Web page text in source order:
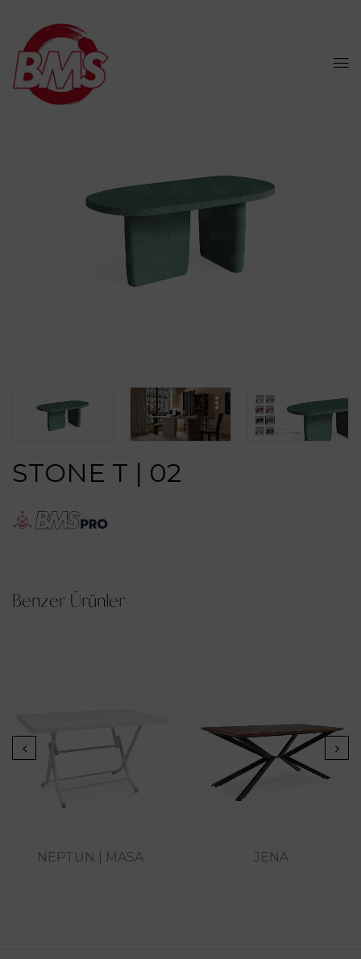
STONE T | 02
Benzer Ürünler
NEPTUN | MASA JENA